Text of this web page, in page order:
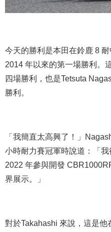
今天的勝利是本田在鈴鹿 8
2014 年以來的第一場勝利。
四場勝利，也是Tetsuta
勝利。
「我簡直太高興了！」
小時耐力賽冠軍時說道：「
2022 年參與開發
界展示。」
對於Takahashi 來說，這是他